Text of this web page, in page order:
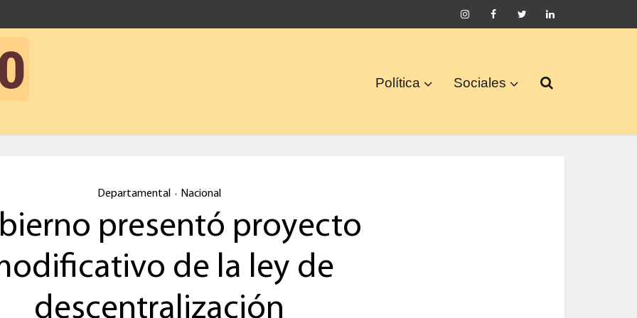
Política Sociales
Departamental • Nacional
presentó proyecto
de la ley de
descentralización